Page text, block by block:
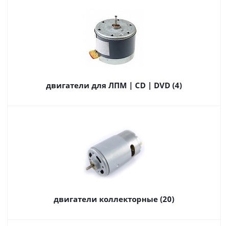
двигатели для ЛПМ | CD | DVD (4)
двигатели коллекторные (20)